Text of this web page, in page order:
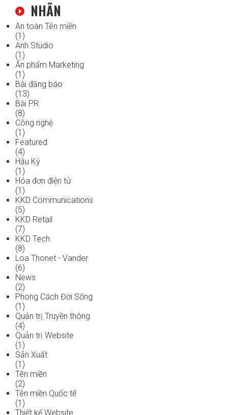
NHÃN
An toàn Tên miền
(1)
Anh Studio
(1)
Ấn phẩm Marketing
(1)
Bài đăng báo
(13)
Bài PR
(8)
Công nghệ
(1)
Featured
(4)
Hậu Kỳ
(1)
Hóa đơn điện tử
(1)
KKD Communications
(5)
KKD Retail
(7)
KKD Tech
(8)
Loa Thonet - Vander
(6)
News
(2)
Phong Cách Đời Sống
(1)
Quản trị Truyền thông
(4)
Quản trị Website
(1)
Sản Xuất
(1)
Tên miền
(2)
Tên miền Quốc tế
(1)
Thiết kế Website